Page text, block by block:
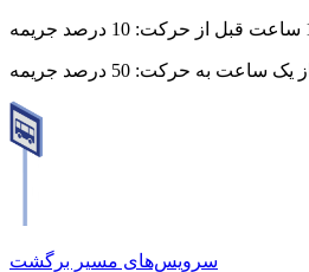
10 درصد جریمه
یک ساعت به حرکت: 50 درصد جریمه
سرویس‌های مسیر برگشت